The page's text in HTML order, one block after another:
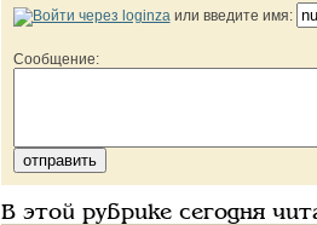
или введите имя:
Сообщение:
В этой рубрике сегодня